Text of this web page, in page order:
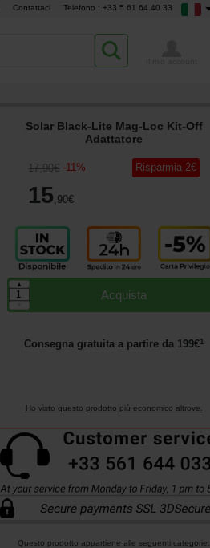
Contattaci Telefono : +33 5 61 64 40 33
Solar Black-Lite Mag-Loc Kit-Off
Adattatore
17,90€ -11%
15,90€
Risparmia 2€
Acquista
▲
Consegna gratuita a partire da 199€1
Ho visto questo prodotto più economico altrove.
Questo prodotto appartiene alle seguenti categorie: